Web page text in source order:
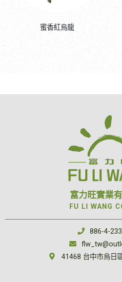
蜜香紅烏龍
富力旺實業
FU LI WANG
886-4-
41468 台中市烏日